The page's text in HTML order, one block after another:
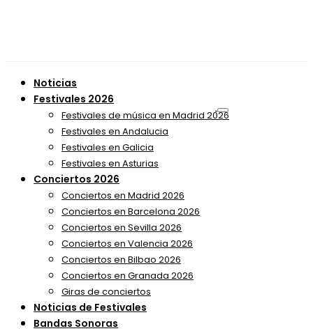
Noticias
Festivales 2026
Festivales de música en Madrid 2026
Festivales en Andalucia
Festivales en Galicia
Festivales en Asturias
Conciertos 2026
Conciertos en Madrid 2026
Conciertos en Barcelona 2026
Conciertos en Sevilla 2026
Conciertos en Valencia 2026
Conciertos en Bilbao 2026
Conciertos en Granada 2026
Giras de conciertos
Noticias de Festivales
Bandas Sonoras